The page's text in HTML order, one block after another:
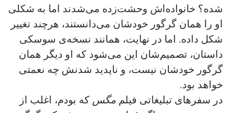
شده؟ خانواده‌اش وحشت‌زده می‌شدند اما به شکلی
او را همان گرگور خودشان می‌دانستند، هرچند تغییر
شکل داده. اما در نهایت، همانند نسخه‌ی سوسکی
داستان، تصمیم‌شان این‌ می‌شود که او دیگر همان
گرگور خودشان نیست، و ناپدید شدنش چه نعمتی
خواهد بود.
در سفرهای تبلیغاتی فیلم مگس که بودم، اغلب از